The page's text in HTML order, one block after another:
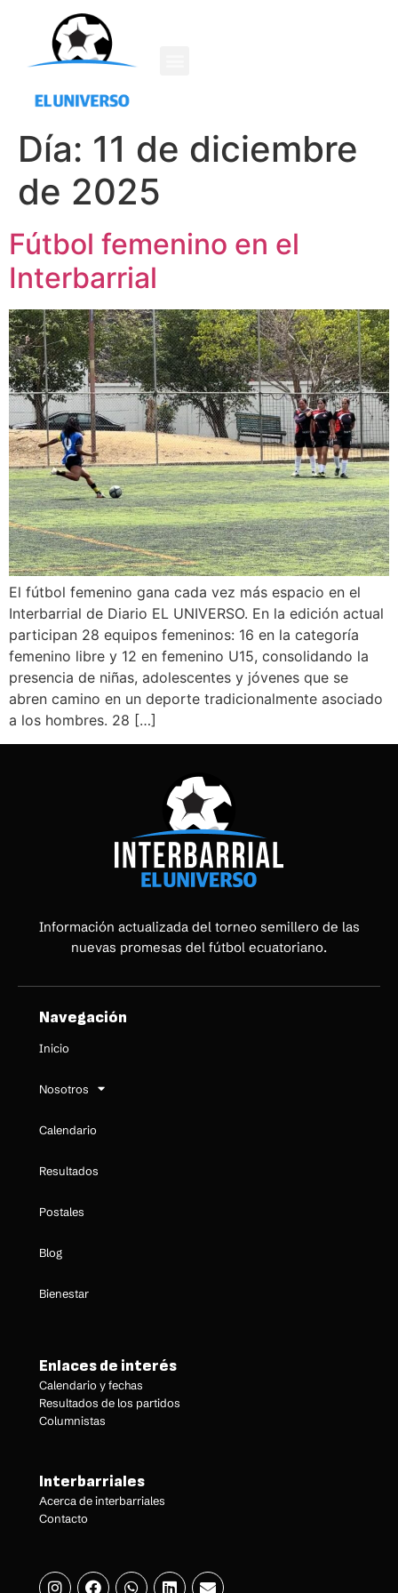
Día: 11 de diciembre
de 2025
Fútbol femenino en el
Interbarrial
El fútbol femenino gana cada vez más espacio en el
Interbarrial de Diario EL UNIVERSO. En la edición actual
participan 28 equipos femeninos: 16 en la categoría
femenino libre y 12 en femenino U15, consolidando la
presencia de niñas, adolescentes y jóvenes que se
abren camino en un deporte tradicionalmente asociado
a los hombres. 28 […]
Información actualizada del torneo semillero de las
nuevas promesas del fútbol ecuatoriano.
Navegación
Inicio
Nosotros
Calendario
Resultados
Postales
Blog
Bienestar
Enlaces de interés
Calendario y fechas
Resultados de los partidos
Columnistas
Interbarriales
Acerca de interbarriales
Contacto